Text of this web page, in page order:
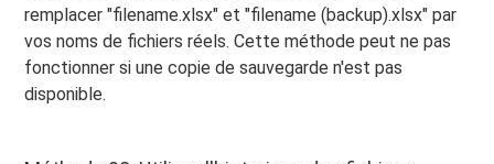
remplacer "filename.xlsx" et "filename (backup).xlsx" par
vos noms de fichiers réels. Cette méthode peut ne pas
fonctionner si une copie de sauvegarde n'est pas
disponible.